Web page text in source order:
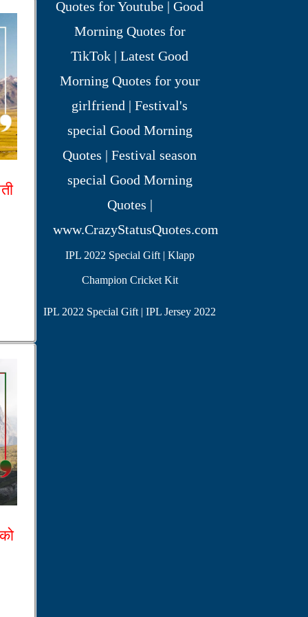
IPL 2022 Special Gift | Klapp
Champion Cricket Kit
IPL 2022 Special Gift | IPL Jersey 2022